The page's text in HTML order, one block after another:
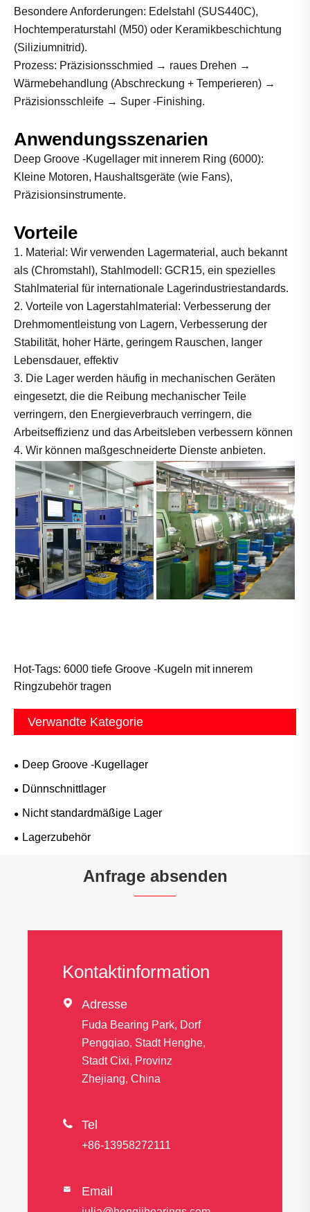
Besondere Anforderungen: Edelstahl (SUS440C),
Hochtemperaturstahl (M50) oder Keramikbeschichtung
(Siliziumnitrid).
Prozess: Präzisionsschmied → raues Drehen →
Wärmebehandlung (Abschreckung + Temperieren) →
Präzisionsschleife → Super -Finishing.
Anwendungsszenarien
Deep Groove -Kugellager mit innerem Ring (6000):
Kleine Motoren, Haushaltsgeräte (wie Fans),
Präzisionsinstrumente.
Vorteile
1. Material: Wir verwenden Lagermaterial, auch bekannt
als (Chromstahl), Stahlmodell: GCR15, ein spezielles
Stahlmaterial für internationale Lagerindustriestandards.
2. Vorteile von Lagerstahlmaterial: Verbesserung der
Drehmomentleistung von Lagern, Verbesserung der
Stabilität, hoher Härte, geringem Rauschen, langer
Lebensdauer, effektiv
3. Die Lager werden häufig in mechanischen Geräten
eingesetzt, die die Reibung mechanischer Teile
verringern, den Energieverbrauch verringern, die
Arbeitseffizienz und das Arbeitsleben verbessern können
4. Wir können maßgeschneiderte Dienste anbieten.
Hot-Tags: 6000 tiefe Groove -Kugeln mit innerem
Ringzubehör tragen
Verwandte Kategorie
Deep Groove -Kugellager
Dünnschnittlager
Nicht standardmäßige Lager
Lagerzubehör
Anfrage absenden
Kontaktinformation
 Adresse
Fuda Bearing Park, Dorf
Pengqiao, Stadt Henghe,
Stadt Cixi, Provinz
Zhejiang, China
 Tel
+86-13958272111
 Email